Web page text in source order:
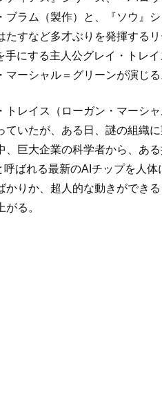
ブラム（製作）と、『ソウ』
たすなど多才ぶりを発揮する
手にする主人公グレイ・トレ
ーシャル＝グリーンが演じる
トレイス（ローガン・マーシ
ていたが、ある日、謎の組織
、巨大企業の科学者から、あ
呼ばれる最新のAIチップを人
かりか、超人的な動きができ
る。